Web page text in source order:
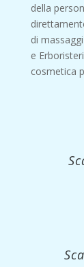
della
di
e
cosmetica